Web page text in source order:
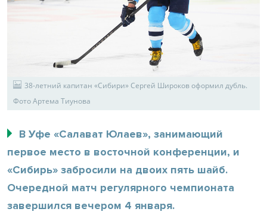
38-летний капитан «Сибири» Сергей Широков оформил дубль.
Фото Артема Тиунова
В Уфе «Салават Юлаев», занимающий
первое место в восточной конференции, и
«Сибирь» забросили на двоих пять шайб.
Очередной матч регулярного чемпионата
завершился вечером 4 января.